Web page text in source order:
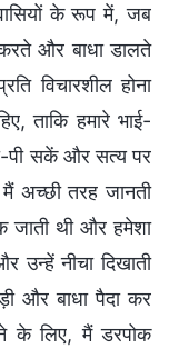
के रूप में, जब
और बाधा डालते
विचारशील होना
ताकि हमारे भाई-
पी सकें और सत्य पर
अच्छी तरह जानती
थी और हमेशा
उन्हें नीचा दिखाती
और बाधा पैदा कर
के लिए, मैं डरपोक